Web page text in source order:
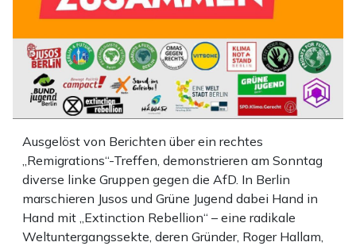
Ausgelöst von Berichten über ein rechtes
„Remigrations“-Treffen, demonstrieren am Sonntag
diverse linke Gruppen gegen die AfD. In Berlin
marschieren Jusos und Grüne Jugend dabei Hand in
Hand mit „Extinction Rebellion“ – eine radikale
Weltuntergangssekte, deren Gründer, Roger Hallam,